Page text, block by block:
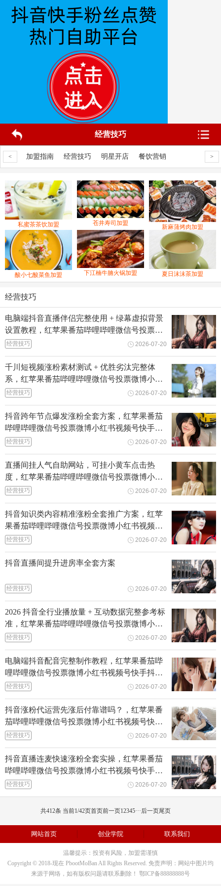
经营技巧
<
销 加盟指南 经营技巧 明星开店 餐饮营销 >
私蜜茶茶饮加盟 苍井寿司加盟
新麻蒲烤肉加盟
酸小七酸菜鱼加盟 下江楠牛腩火锅加盟 夏日沫沫茶加盟
经营技巧
电脑端抖音直播伴侣完整使用 + 绿幕虚拟背景
设置教程，红苹果番茄哔哩哔哩微信号投票微
博小红书视频号快手抖音刷粉丝点赞 2026-07-20
经营技巧
千川短视频涨粉素材测试 + 优胜劣汰完整体
系，红苹果番茄哔哩哔哩微信号投票微博小红
书视频号快手抖音刷粉丝点赞
2026-07-20
经营技巧
抖音跨年节点爆发涨粉全套方案，红苹果番茄
哔哩哔哩微信号投票微博小红书视频号快手抖
音刷粉丝点赞
2026-07-20
经营技巧
直播间挂人气自助网站，可挂小黄车点击热
度，红苹果番茄哔哩哔哩微信号投票微博小红
书视频号快手抖音刷粉丝点赞
2026-07-20
经营技巧
抖音知识类内容精准涨粉全套推广方案，红苹
果番茄哔哩哔哩微信号投票微博小红书视频号
快手抖音刷粉丝点赞
2026-07-20
经营技巧
抖音直播间提升进房率全套方案
2026-07-20
经营技巧
2026 抖音全行业播放量 + 互动数据完整参考标
准，红苹果番茄哔哩哔哩微信号投票微博小红
书视频号快手抖音刷粉丝点赞
2026-07-20
经营技巧
电脑端抖音配音完整制作教程，红苹果番茄哔
哩哔哩微信号投票微博小红书视频号快手抖音
刷粉丝点赞
2026-07-20
经营技巧
抖音涨粉代运营先涨后付靠谱吗？，红苹果番
茄哔哩哔哩微信号投票微博小红书视频号快手
抖音刷粉丝点赞
2026-07-20
经营技巧
抖音直播连麦快速涨粉全套实操，红苹果番茄
哔哩哔哩微信号投票微博小红书视频号快手抖
音刷粉丝点赞
2026-07-20
经营技巧
共412条 当前1/42页首页前一页12345···后一页尾页
网站首页 创业学院 联系我们
温馨提示：投资有风险，加盟需谨慎
Copyright © 2018-现在 PbootMoBan All Rights Reserved. 免责声明：网站中图片均
来源于网络，如有版权问题请联系删除！ 鄂ICP备88888888号